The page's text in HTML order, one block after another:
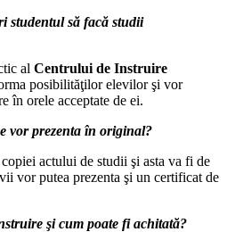
studentul să facă studii
al Centrului de Instruire
posibilităţilor elevilor şi vor
în orele acceptate de ei.
vor prezenta în original?
actului de studii şi asta va fi de
vor putea prezenta şi un certificat de
şi cum poate fi achitată?